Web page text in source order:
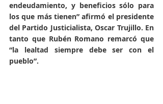
endeudamiento, y beneficios sólo para
los que más tienen” afirmó el presidente
del Partido Justicialista, Oscar Trujillo. En
tanto que Rubén Romano remarcó que
“la lealtad siempre debe ser con el
pueblo”.